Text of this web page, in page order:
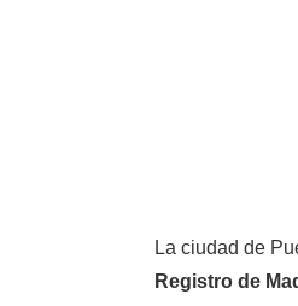
La ciudad de
Registro de